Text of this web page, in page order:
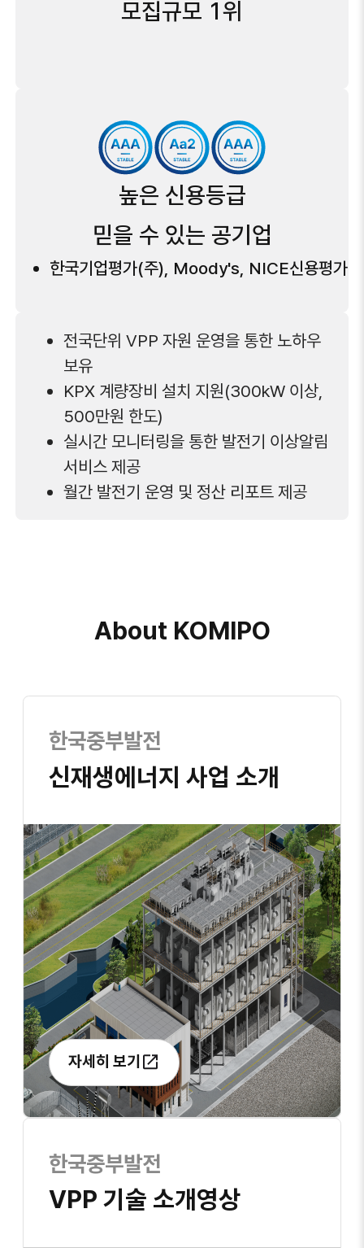
모집규모 1위
높은 신용등급
믿을 수 있는 공기업
한국기업평가(주), Moody's, NICE신용평가
전국단위 VPP 자원 운영을 통한 노하우
보유
KPX 계량장비 설치 지원(300kW 이상,
500만원 한도)
실시간 모니터링을 통한 발전기 이상알림
서비스 제공
월간 발전기 운영 및 정산 리포트 제공
About KOMIPO
한국중부발전
신재생에너지 사업 소개
자세히 보기
한국중부발전
VPP 기술 소개영상